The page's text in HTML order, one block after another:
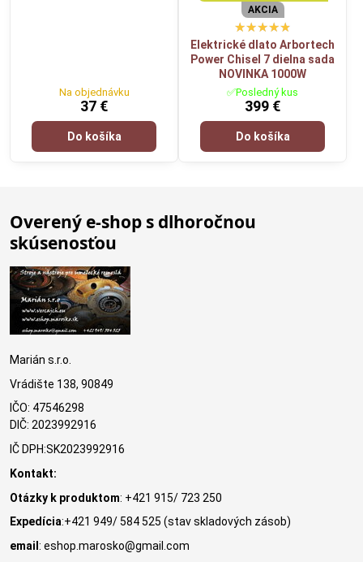
Na objednávku
37 €
Do košíka
AKCIA
Elektrické dlato Arbortech
Power Chisel 7 dielna sada
NOVINKA 1000W
✅Posledný kus
399 €
Do košíka
Overený e-shop s dlhoročnou
skúsenosťou
Marián s.r.o.
Vrádište 138, 90849
IČO: 47546298
DIČ: 2023992916
IČ DPH:SK2023992916
Kontakt:
Otázky k produktom: +421 915/ 723 250
Expedícia:+421 949/ 584 525 (stav skladových zásob)
email : eshop.marosko@gmail.com